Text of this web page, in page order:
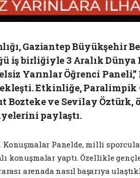
Gaziantep Büyükşehir
iş birliğiyle 3 Aralık Dünya
Yarınlar Öğrenci
Etkinliğe,
Bozteke ve Sevilay Öztürk,
paylaştı.
Konuşmalar Panelde, milli
konuşmalar yaptı. Özellikle
arenada nasıl başarıya